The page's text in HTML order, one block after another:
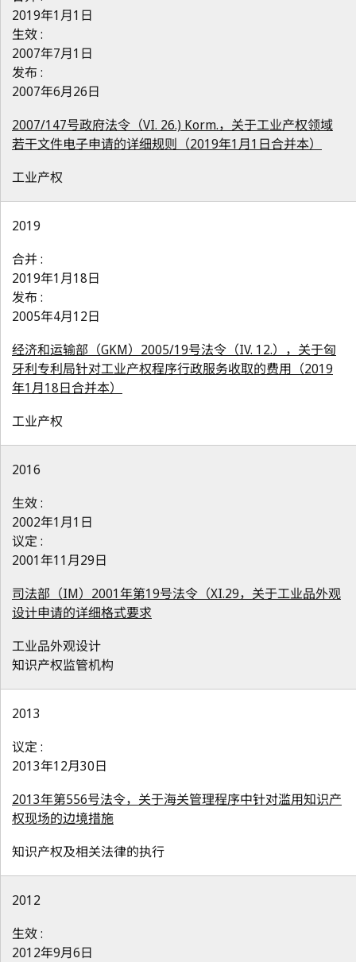
2019年1月1日
生效 :
2007年7月1日
发布 :
2007年6月26日
2007/147号政府法令（VI. 26.) Korm.，关于工业产权领域
若干文件电子申请的详细规则（2019年1月1日合并本）
工业产权
2019
合并 :
2019年1月18日
发布 :
2005年4月12日
经济和运输部（GKM）2005/19号法令（IV. 12.），关于匈
牙利专利局针对工业产权程序行政服务收取的费用（2019
年1月18日合并本）
工业产权
2016
生效 :
2002年1月1日
议定 :
2001年11月29日
司法部（IM）2001年第19号法令（XI.29，关于工业品外观
设计申请的详细格式要求
工业品外观设计
知识产权监管机构
2013
议定 :
2013年12月30日
2013年第556号法令，关于海关管理程序中针对滥用知识产
权现场的边境措施
知识产权及相关法律的执行
2012
生效 :
2012年9月6日